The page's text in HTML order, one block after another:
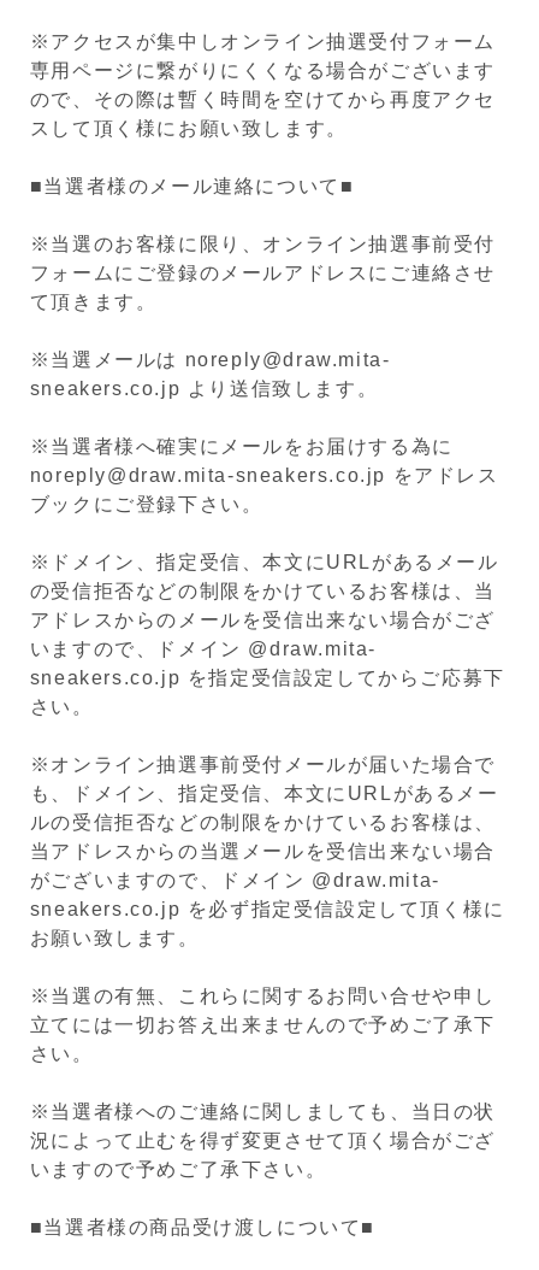
※アクセスが集中しオンライン抽選受付フォーム
専用ページに繋がりにくくなる場合がございます
ので、その際は暫く時間を空けてから再度アクセ
スして頂く様にお願い致します。
■当選者様のメール連絡について■
※当選のお客様に限り、オンライン抽選事前受付
フォームにご登録のメールアドレスにご連絡させ
て頂きます。
※当選メールは noreply@draw.mita-
sneakers.co.jp より送信致します。
※当選者様へ確実にメールをお届けする為に
noreply@draw.mita-sneakers.co.jp をアドレス
ブックにご登録下さい。
※ドメイン、指定受信、本文にURLがあるメール
の受信拒否などの制限をかけているお客様は、当
アドレスからのメールを受信出来ない場合がござ
いますので、ドメイン @draw.mita-
sneakers.co.jp を指定受信設定してからご応募下
さい。
※オンライン抽選事前受付メールが届いた場合で
も、ドメイン、指定受信、本文にURLがあるメー
ルの受信拒否などの制限をかけているお客様は、
当アドレスからの当選メールを受信出来ない場合
がございますので、ドメイン @draw.mita-
sneakers.co.jp を必ず指定受信設定して頂く様に
お願い致します。
※当選の有無、これらに関するお問い合せや申し
立てには一切お答え出来ませんので予めご了承下
さい。
※当選者様へのご連絡に関しましても、当日の状
況によって止むを得ず変更させて頂く場合がござ
いますので予めご了承下さい。
■当選者様の商品受け渡しについて■